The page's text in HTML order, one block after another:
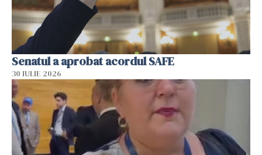
Senatul a aprobat acordul SAFE
30 IULIE 2026